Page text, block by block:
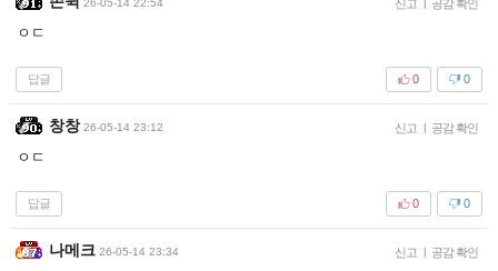
26-05-14 22:54 신고 | 공감 확인
ㅇㄷ
답글 0
0
창창 26-05-14 23:12 신고 | 공감 확인
ㅇㄷ
답글 0
0
나메크 26-05-14 23:34 신고 | 공감 확인